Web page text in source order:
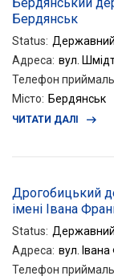
Бердянськ
Status: Державний
Адреса: вул.
Телефон
Місто: Бердянськ
ЧИТАТИ ДАЛІ
Дрогобицький
імені Івана
Status: Державний
Адреса: вул.
Телефон